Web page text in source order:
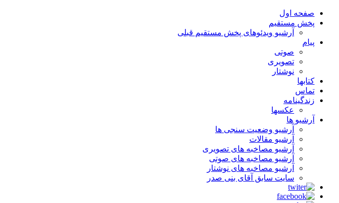
صفحه اول
پخش مستقیم
آرشیو ویدئوهای پخش مستقیم قبلی
پیام
صوتی
تصویری
نوشتار
کتابها
تماس
زندگینامه
عکسها
آرشیو ها
آرشیو وضعیت سنجی ها
آرشیو مقالات
آرشیو مصاخبه های تصویری
آرشیو مصاخبه های صوتی
آرشیو مصاخبه های نوشتار
سایت سابق آقای بنی صدر